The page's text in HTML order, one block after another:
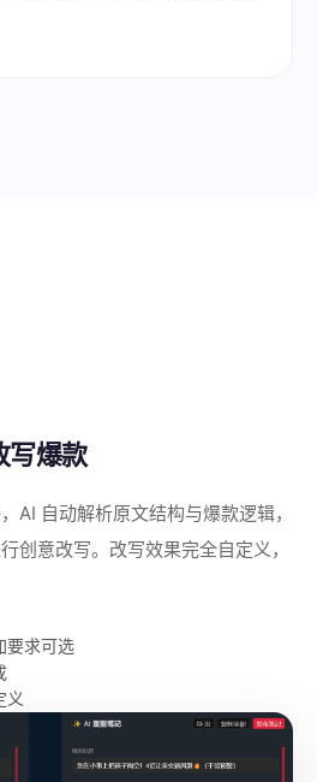
写爆款
AI 自动解析原文结构与爆款逻辑，
创意改写。改写效果完全自定义，
要求可选
义